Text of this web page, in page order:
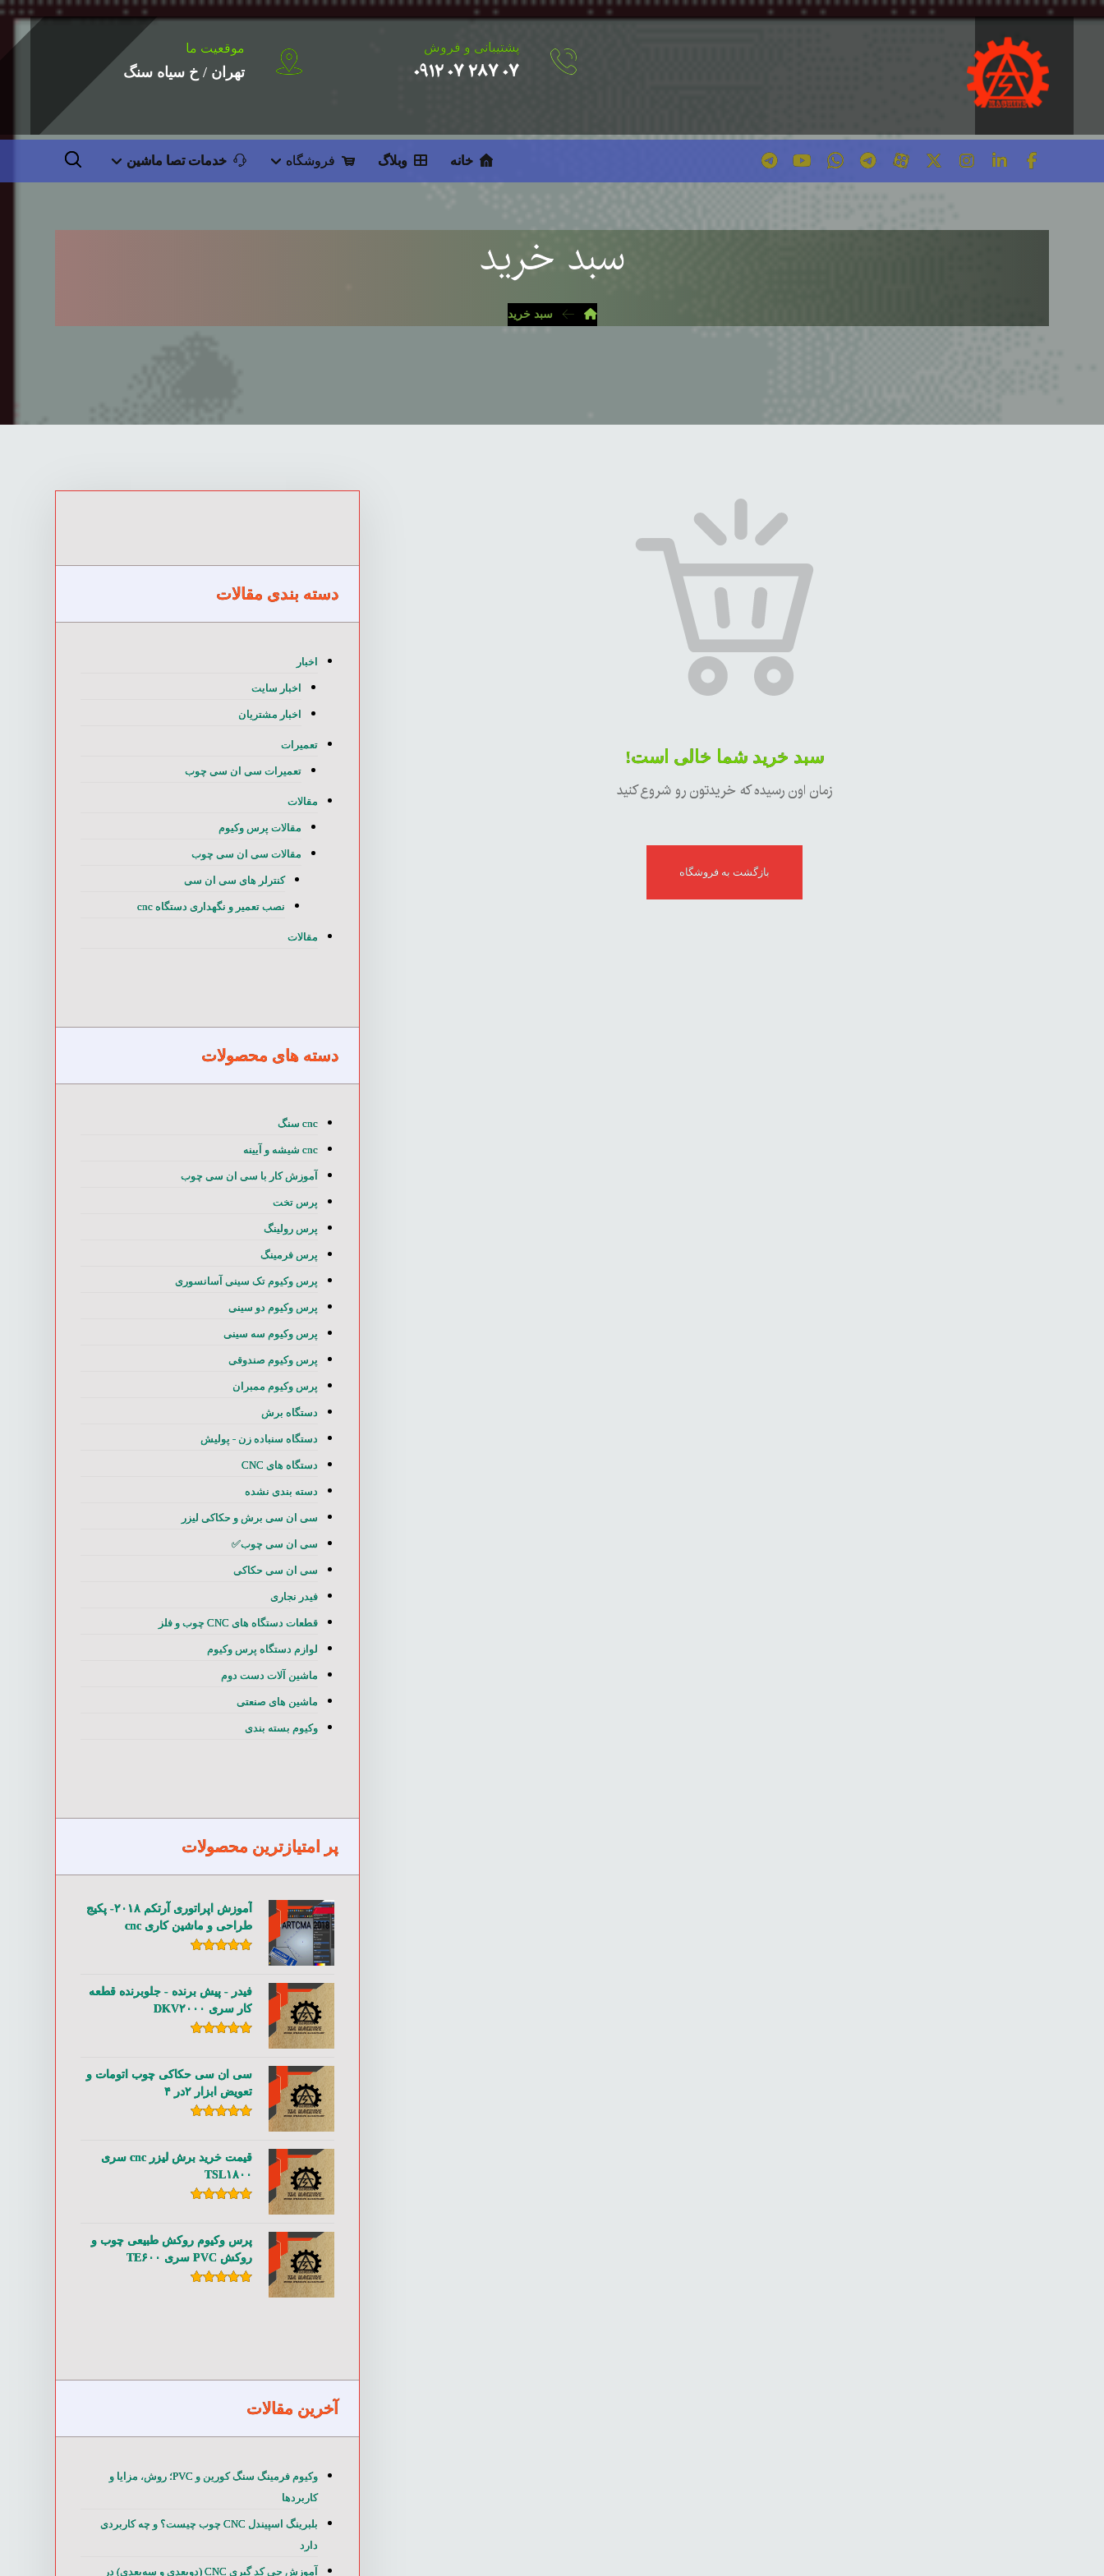
پشتیبانی و فروش
۰۷ ۲۸۷ ۰۷ ۰۹۱۲
موقعیت ما
تهران / خ سیاه سنگ
خانه وبلاگ فروشگاه خدمات تصا ماشین
سبد خرید
سبد خرید
سبد خرید شما خالی است!
زمان اون رسیده که خریدتون رو شروع کنید
بازگشت به فروشگاه
دسته بندی مقالات
اخبار
اخبار سایت
اخبار مشتریان
تعمیرات
تعمیرات سی ان سی چوب
مقالات
مقالات پرس وکیوم
مقالات سی ان سی چوب
کنترلر های سی ان سی
نصب تعمیر و نگهداری دستگاه cnc
مقالات
دسته های محصولات
cnc سنگ
cnc شیشه و آیینه
آموزش کار با سی ان سی چوب
پرس تخت
پرس رولینگ
پرس فرمینگ
پرس وکیوم تک سینی آسانسوری
پرس وکیوم دو سینی
پرس وکیوم سه سینی
پرس وکیوم صندوقی
پرس وکیوم ممبران
دستگاه برش
دستگاه سنباده زن - پولیش
دستگاه های CNC
دسته بندی نشده
سی ان سی برش و حکاکی لیزر
سی ان سی چوب✅
سی ان سی حکاکی
فیدر نجاری
قطعات دستگاه های CNC چوب و فلز
لوازم دستگاه پرس وکیوم
ماشین آلات دست دوم
ماشین های صنعتی
وکیوم بسته بندی
پر امتیازترین محصولات
آموزش اپراتوری آرتکم ۲۰۱۸- پکیج
طراحی و ماشین کاری cnc
فیدر - پیش برنده - جلوبرنده قطعه
کار سری DKV۲۰۰۰
سی ان سی حکاکی چوب اتومات و
تعویض ابزار ۲در ۴
قیمت خرید برش لیزر cnc سری
TSL۱۸۰۰
پرس وکیوم روکش طبیعی چوب و
روکش PVC سری TE۶۰۰
آخرین مقالات
وکیوم فرمینگ سنگ کورین و PVC؛ روش، مزایا و
کاربردها
بلبرینگ اسپیندل CNC چوب چیست؟ و چه کاربردی
دارد
آموزش جی کد گیری CNC (دوبعدی و سه‌بعدی) در
شیشه و لیزر
سی ان سی برش